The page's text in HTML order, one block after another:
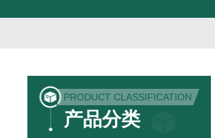
PRODUCT CLASSIFICATION
产品分类